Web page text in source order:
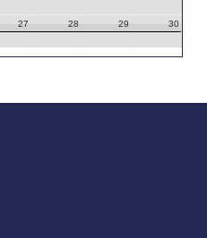
27 28 29 30